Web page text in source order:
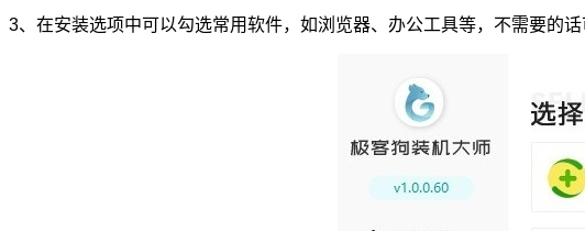
3、在安装选项中可以勾选常用软件，如浏览器、办公工具等，不需要的话